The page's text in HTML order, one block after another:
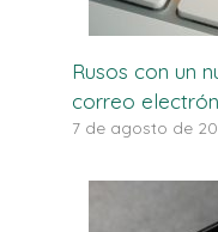
Rusos con un
correo
7 de agosto de